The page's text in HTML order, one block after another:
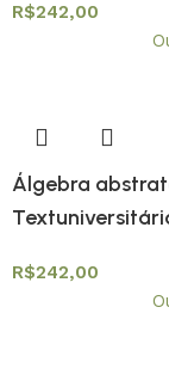
R$242,00
Álgebra
R$242,00